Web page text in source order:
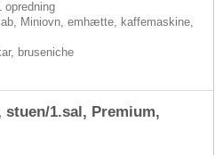
opredning
Miniovn, emhætte, kaffemaskine,
bruseniche
1.sal, Premium,